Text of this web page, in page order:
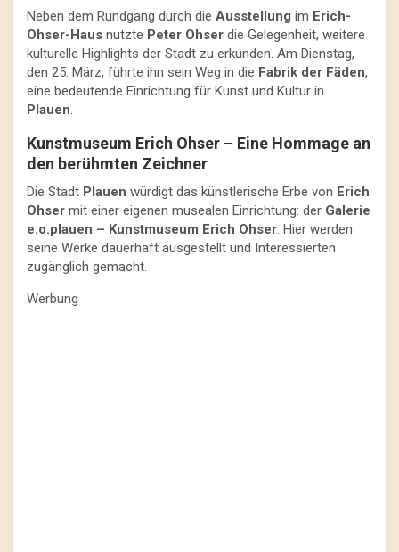
Neben dem Rundgang durch die Ausstellung im Erich-
Ohser-Haus nutzte Peter Ohser die Gelegenheit, weitere
kulturelle Highlights der Stadt zu erkunden. Am Dienstag,
den 25. März, führte ihn sein Weg in die Fabrik der Fäden,
eine bedeutende Einrichtung für Kunst und Kultur in
Plauen.
Kunstmuseum Erich Ohser – Eine Hommage an
den berühmten Zeichner
Die Stadt Plauen würdigt das künstlerische Erbe von Erich
Ohser mit einer eigenen musealen Einrichtung: der Galerie
e.o.plauen – Kunstmuseum Erich Ohser. Hier werden
seine Werke dauerhaft ausgestellt und Interessierten
zugänglich gemacht.
Werbung